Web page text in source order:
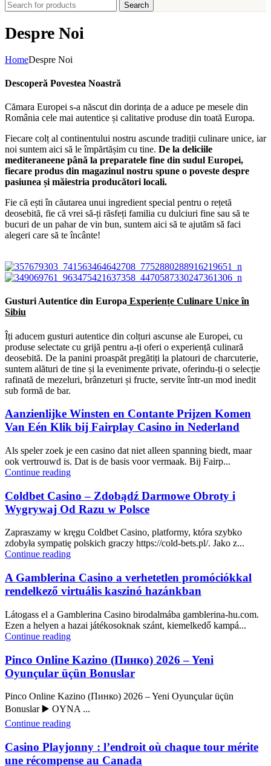
Search
Despre Noi
HomeDespre Noi
Descoperă Povestea Noastră
Cămara Europei s-a născut din dorința de a aduce pe mesele din
România cele mai autentice și calitative produse din toată Europa.
Fiecare colț al continentului nostru ascunde tradiții culinare unice, iar
noi suntem aici să le împărtășim cu tine. De la deliciile
mediteraneene până la preparatele fine din sudul Europei,
fiecare produs din magazinul nostru spune o poveste despre
pasiunea și măiestria producători locali.
Fie că ești în căutarea unui ingredient special pentru o rețetă
deosebită, fie că vrei să-ți răsfeți familia cu dulciuri fine sau să te
bucuri de un pahar de vin bun, suntem aici să te ajutăm să faci
alegeri care să te încânte!
Gusturi Autentice din Europa Experiențe Culinare Unice în
Sibiu
Îți aducem gusturi autentice din colțuri ascunse ale Europei, cu
produse selectate cu grijă pentru a-ți oferi o experiență culinară
deosebită. De la panini proaspăt pregătiți la platouri de charcuterie,
suntem alături de tine și la evenimente private, oferindu-ți o selecție
rafinată de mezeluri, brânzeturi și fructe, servite într-un mod inedit
sub formă de bar.
Aanzienlijke Winsten en Contante Prijzen Komen
Van Eén Klik bij Fairplay Casino in Nederland
Als speler zoek je een casino dat niet alleen spanning biedt, maar
ook vertrouwd is. Dat is de basis voor vermaak. Bij Fairp...
Continue reading
Coldbet Casino – Zdobądź Darmowe Obroty i
Wygrywaj Od Razu w Polsce
Zapraszamy w kręgu Coldbet Casino, platformy, która szybko
zdobyła sympatię polskich graczy https://cold-bets.pl/. Jako z...
Continue reading
A Gamblerina Casino a verhetetlen promóciókkal
rendelkező virtuális kaszinó hazánkban
Látogass el a Gamblerina Casino birodalmába gamblerina-hu.com.
Ezen a helyen a hazai játékosoknak szánt, kiemelkedő kampá...
Continue reading
Pinco Online Kazino (Пинко) 2026 – Yeni
Oyunçular üçün Bonuslar
Pinco Online Kazino (Пинко) 2026 – Yeni Oyunçular üçün
Bonuslar ▶️ OYNA ...
Continue reading
Casino Playjonny : l’endroit où chaque tour mérite
une récompense au Canada